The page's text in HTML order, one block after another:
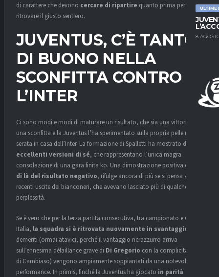
ULTIME
8
di carattere che devono cercare di ripartire quanto prima per
ritrovare il giusto sentiero.
JUVENTUS, C’È TANTO
DI BUONO NELLA
SCONFITTA CONTRO
L’INTER
Ci sono modi e modi di maturare un risultato, che sia una vittoria o
una sconfitta e la Juventus l’ha sperimentato sulla propria pelle nella
serata in casa dell’Inter. La formazione di Spalletti ha mostrato due
eccellenti versioni di sé, che rappresentano l’unica magra
consolazione di una gara finita ko. Una dimostrazione positiva che,
di là del risultato negativo, rifulge ancora di più se si pensa alle
recenti uscite dei bianconeri, che avevano lasciato più di qualche
perplessità.
Se è vero che per la terza partita consecutiva, tra campionato e Coppa
Italia, la squadra si è ritrovata nuovamente in svantaggio
demeriti (ormai atavici, perché il vantaggio nerazzurro arriva
sull’ennesima défaillance grave di Di Gregorio con la complicità lieve
di Cambiaso) vengono ampiamente soppiantati da una notevole
performance. In primis, finché la Juventus ha giocato in parità